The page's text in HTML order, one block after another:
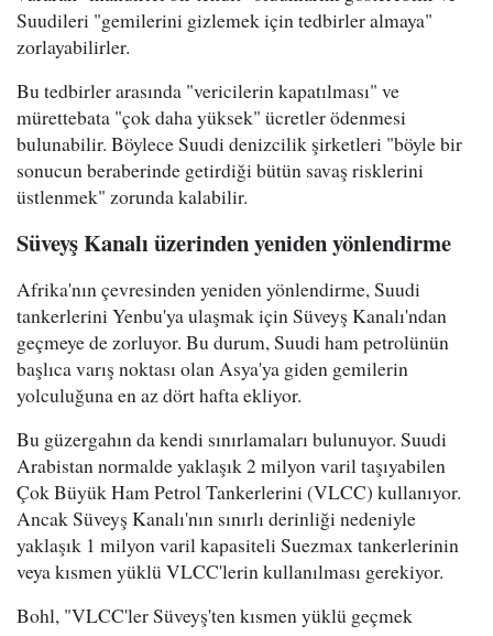
Suudileri "gemilerini gizlemek için tedbirler almaya"
zorlayabilirler.
Bu tedbirler arasında "vericilerin kapatılması" ve
mürettebata "çok daha yüksek" ücretler ödenmesi
bulunabilir. Böylece Suudi denizcilik şirketleri "böyle bir
sonucun beraberinde getirdiği bütün savaş risklerini
üstlenmek" zorunda kalabilir.
Süveyş Kanalı üzerinden yeniden yönlendirme
Afrika'nın çevresinden yeniden yönlendirme, Suudi
tankerlerini Yenbu'ya ulaşmak için Süveyş Kanalı'ndan
geçmeye de zorluyor. Bu durum, Suudi ham petrolünün
başlıca varış noktası olan Asya'ya giden gemilerin
yolculuğuna en az dört hafta ekliyor.
Bu güzergahın da kendi sınırlamaları bulunuyor. Suudi
Arabistan normalde yaklaşık 2 milyon varil taşıyabilen
Çok Büyük Ham Petrol Tankerlerini (VLCC) kullanıyor.
Ancak Süveyş Kanalı'nın sınırlı derinliği nedeniyle
yaklaşık 1 milyon varil kapasiteli Suezmax tankerlerinin
veya kısmen yüklü VLCC'lerin kullanılması gerekiyor.
Bohl, "VLCC'ler Süveyş'ten kısmen yüklü geçmek